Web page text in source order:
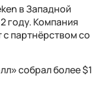
в Западной
году. Компания
с партнёрством со
собрал более $1